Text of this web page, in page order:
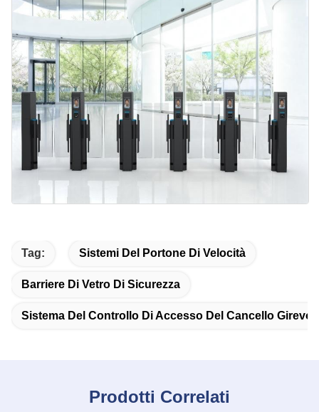
Tag: Sistemi Del Portone Di Velocità
Barriere Di Vetro Di Sicurezza
Sistema Del Controllo Di Accesso Del Cancello
Prodotti Correlati